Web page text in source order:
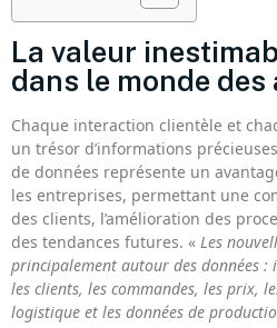
La valeur
dans le monde
Chaque interaction clientèle et
un trésor d’informations
de données représente un
les entreprises, permettant une
des clients, l’amélioration des
des tendances futures. « Les
principalement autour des données
les clients, les commandes, les prix,
logistique et les données de